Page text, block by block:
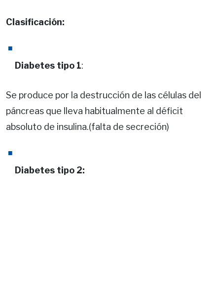
Clasificación:
Diabetes tipo 1:
Se produce por la destrucción de las células del
páncreas que lleva habitualmente al déficit
absoluto de insulina.(falta de secreción)
Diabetes tipo 2: